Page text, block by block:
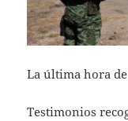
La última hora
Testimonios